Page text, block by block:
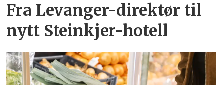
Fra Levanger-direktør til
nytt Steinkjer-hotell